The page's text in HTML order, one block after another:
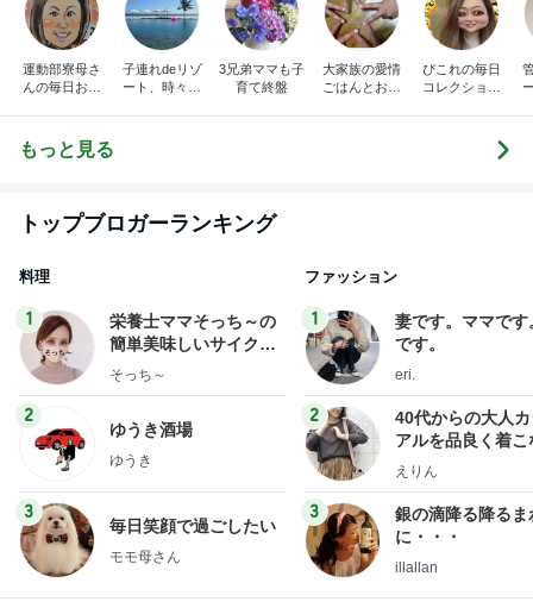
運動部寮母さ
んの毎日お弁
子連れdeリゾ
ート、時々キ
3兄弟ママも子
育て終盤
大家族の愛情
ごはんとお弁
ぴこれの毎日
コレクション
もっと見る
トップブロガーランキング
料理
1
栄養士ママそっち～の
簡単美味しいサイクル
献立
そっち～
2
ゆうき酒場
ゆうき
3
毎日笑顔で過ごしたい
モモ母さん
ファッション
1
妻です。ママです
です。
eri.
2
40代からの大人
アルを品良く着こ
ファッションブロ
えりん
3
銀の滴降る降るま
に・・・
illallan